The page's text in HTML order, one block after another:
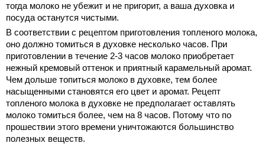
тогда молоко не убежит и не пригорит, а ваша духовка и
посуда останутся чистыми.
В соответствии с рецептом приготовления топленого молока,
оно должно томиться в духовке несколько часов. При
приготовлении в течение 2-3 часов молоко приобретает
нежный кремовый оттенок и приятный карамельный аромат.
Чем дольше топиться молоко в духовке, тем более
насыщенными становятся его цвет и аромат. Рецепт
топленого молока в духовке не предполагает оставлять
молоко томиться более, чем на 8 часов. Потому что по
прошествии этого времени уничтожаются большинство
полезных веществ.